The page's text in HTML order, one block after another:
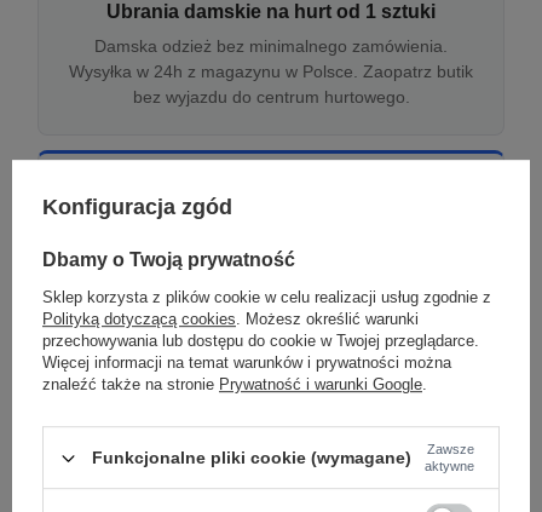
Ubrania damskie na hurt od 1 sztuki
Damska odzież bez minimalnego zamówienia.
Wysyłka w 24h z magazynu w Polsce. Zaopatrz butik
bez wyjazdu do centrum hurtowego.
Odzież damska hurtowo online
Internetowa hurtownia damska z plikiem XML/CSV.
Aktualizacja stanów co godzinę.
DROPSHIPPING
Damskie ubrania w dropshippingu
Hurt odzieży damskiej z wysyłką na etykiecie Twojego
sklepu w całej UE. Zero magazynu, zero
Konfiguracja zgód
Dbamy o Twoją prywatność
Sklep korzysta z plików cookie w celu realizacji usług zgodnie z
Polityką dotyczącą cookies. Możesz określić warunki
przechowywania lub dostępu do cookie w Twojej przeglądarce.
Więcej informacji na temat warunków i prywatności można
znaleźć także na stronie Prywatność i warunki Google.
Funkcjonalne pliki cookie (wymagane)
Zawsze
aktywne